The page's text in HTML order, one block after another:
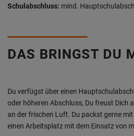
Schulabschluss: mind.
DAS BRINGST DU
Du verfügst über einen
oder höheren Abschluss, Du freust Dich
an der frischen Luft. Du packst gerne
einen Arbeitsplatz mit dem Einsatz von